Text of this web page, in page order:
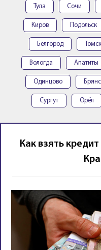
Тула Сочи
Киров Подольск
Белгород Томск
Вологда Апатиты
Одинцово
Сургут Орёл
Как взять